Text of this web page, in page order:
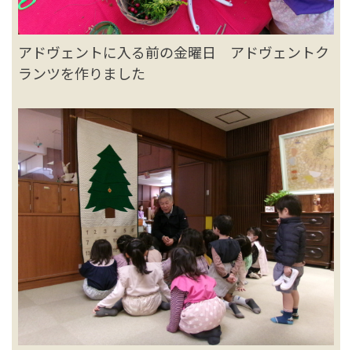
アドヴェントに入る前の金曜日 アドヴェントク
ランツを作りました